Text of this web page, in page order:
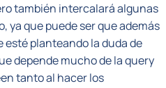
también intercalará algunas
ya que puede ser que además
esté planteando la duda de
depende mucho de la query
tanto al hacer los